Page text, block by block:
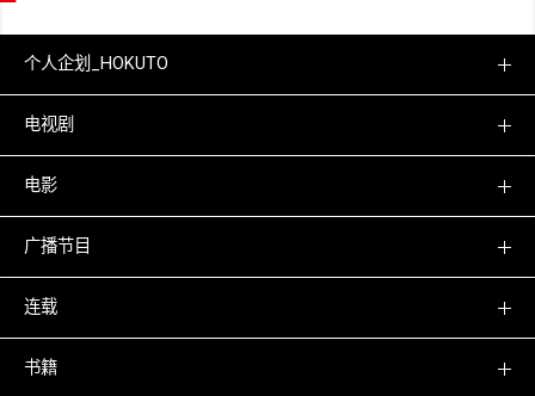
个人企划_HOKUTO
电视剧
电影
广播节目
连载
书籍